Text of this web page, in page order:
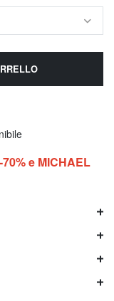
e MICHAEL